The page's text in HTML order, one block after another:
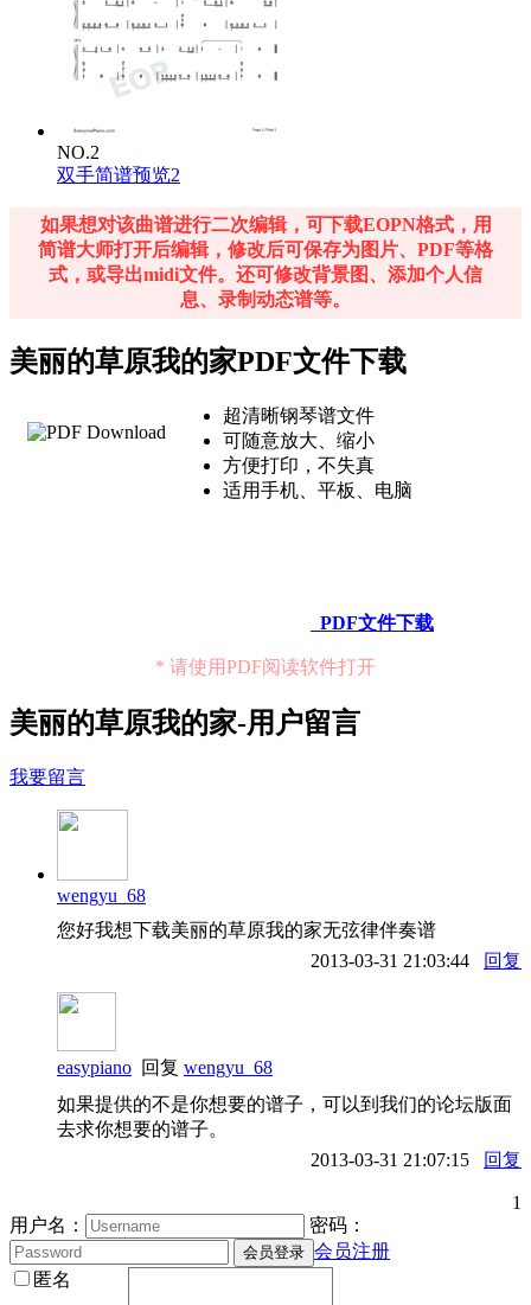
NO.2
双手简谱预览2
如果想对该曲谱进行二次编辑，可下载EOPN格式，用
简谱大师打开后编辑，修改后可保存为图片、PDF等格
式，或导出midi文件。还可修改背景图、添加个人信
息、录制动态谱等。
美丽的草原我的家PDF文件下载
超清晰钢琴谱文件
可随意放大、缩小
方便打印，不失真
适用手机、平板、电脑
PDF文件下载
* 请使用PDF阅读软件打开
美丽的草原我的家-用户留言
我要留言
wengyu_68
您好我想下载美丽的草原我的家无弦律伴奏谱
2013-03-31 21:03:44
回复
easypiano 回复 wengyu_68
如果提供的不是你想要的谱子，可以到我们的论坛版面
去求你想要的谱子。
2013-03-31 21:07:15
回复
1
用户名：
密码：
会员注册
匿名